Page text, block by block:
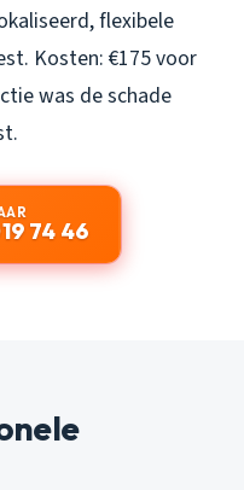
flexibele
Kosten: €175 voor
was de schade
74 46